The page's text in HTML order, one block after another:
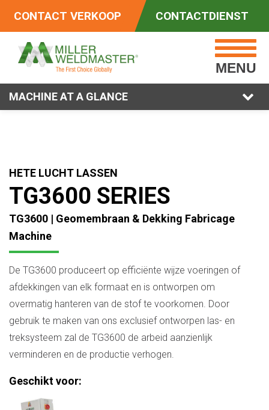
CONTACT VERKOOP CONTACTDIENST
MENU
MACHINE AT A GLANCE
HETE LUCHT LASSEN
TG3600 SERIES
TG3600 | Geomembraan & Dekking Fabricage
Machine
De TG3600 produceert op efficiënte wijze voeringen of
afdekkingen van elk formaat en is ontworpen om
overmatig hanteren van de stof te voorkomen. Door
gebruik te maken van ons exclusief ontworpen las- en
treksysteem zal de TG3600 de arbeid aanzienlijk
verminderen en de productie verhogen.
Geschikt voor: